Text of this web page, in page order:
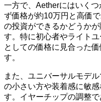
一方で、Aetherにはいく
ず価格が約10万円と高価
の投資ができるかどうか
す。特に初心者やライト
としての価格に見合った
す。
また、ユニバーサルモデ
の小さい方や装着感に敏
す。イヤーチップの調整